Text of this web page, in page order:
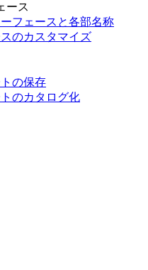
ース
フェースと各部名称
のカスタマイズ
の保存
のカタログ化